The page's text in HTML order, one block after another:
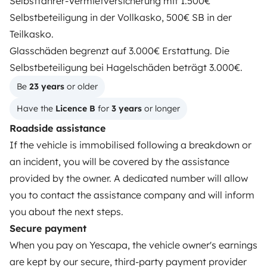
Selbstbeteiligung in der Vollkasko, 500€ SB in der
Teilkasko.
Glasschäden begrenzt auf 3.000€ Erstattung. Die
Selbstbeteiligung bei Hagelschäden beträgt 3.000€.
Be 23 years or older
Have the Licence B for 3 years or longer
Roadside assistance
If the vehicle is immobilised following a breakdown or
an incident, you will be covered by the assistance
provided by the owner. A dedicated number will allow
you to contact the assistance company and will inform
you about the next steps.
Secure payment
When you pay on Yescapa, the vehicle owner's earnings
are kept by our secure, third-party payment provider
Help Centre for travellers
OWNERS
Create a listing
Rental contract
Insurance for hiring out
Breakdown assistance
Help Centre for owners
Secure third-party payment system